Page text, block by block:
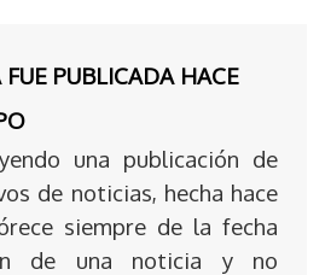
PUBLICADA HACE
una publicación de
de noticias, hecha hace
siempre de la fecha
de una noticia y no